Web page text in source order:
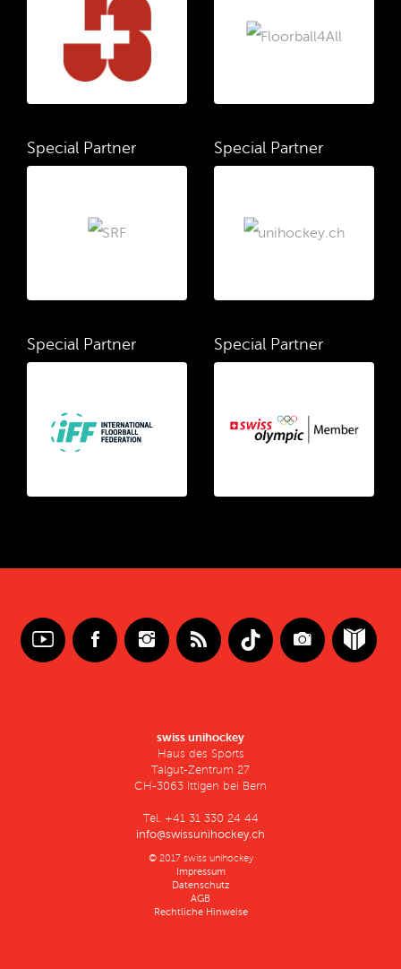
Special Partner Special Partner
Special Partner Special Partner
swiss unihockey
Haus des Sports
Talgut-Zentrum 27
CH-3063 Ittigen bei Bern
Tel. +41 31 330 24 44
info@swissunihockey.ch
© 2017 swiss unihockey
Impressum
Datenschutz
AGB
Rechtliche Hinweise